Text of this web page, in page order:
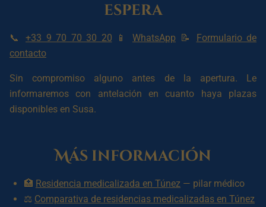
espera
📞 +33 9 70 70 30 20 📱 WhatsApp 📝 Formulario de
contacto
Sin compromiso alguno antes de la apertura. Le
informaremos con antelación en cuanto haya plazas
disponibles en Susa.
Más información
🏥 Residencia medicalizada en Túnez — pilar médico
⚖️ Comparativa de residencias medicalizadas en Túnez